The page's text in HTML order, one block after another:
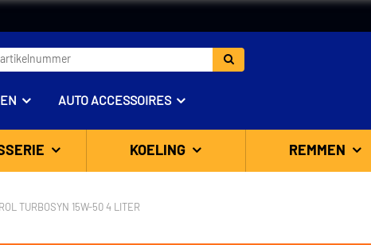
AUTO ACCESSOIRES
KOELING REMMEN
TURBOSYN 15W-50 4 LITER